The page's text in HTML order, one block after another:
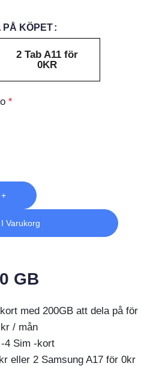
PÅ KÖPET
2 Tab A11 för
0KR
*
+
Varukorg
GB
med 200GB att dela på för
/ mån
4 Sim -kort
eller 2 Samsung A17 för 0kr